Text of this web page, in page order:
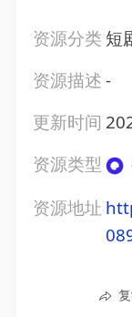
资源分类 短
资源描述-
更新时间
资源类型
资源地址